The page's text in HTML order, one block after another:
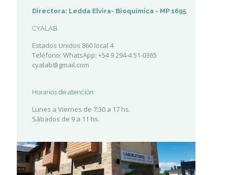
Directora: Ledda Elvira- Bioquímica - MP 1695
CYALAB
Estados Unidos 860 local 4
Teléfono: WhatsApp: +54 9 294-4 51-0365
cyalab@gmail.com
Horarios de atención:
Lunes a Viernes de 7:30 a 17 hs.
Sábados de 9 a 11 hs.